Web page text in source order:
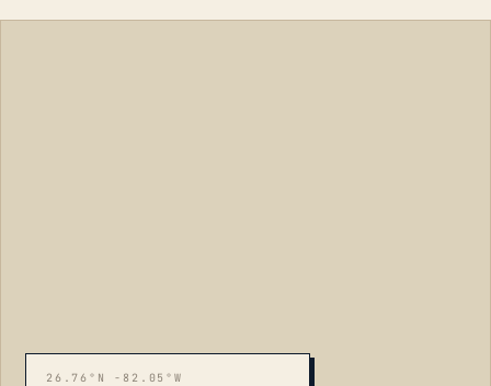
26.76°N -82.05°W